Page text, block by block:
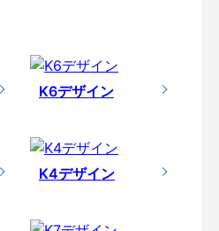
K6デザイン
K4デザイン